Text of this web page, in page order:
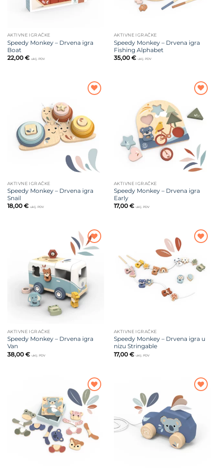
AKTIVNE IGRAČKE
Speedy Monkey – Drvena igra
Boat
22,00 € uklj. PDV
AKTIVNE IGRAČKE
Speedy Monkey – Drvena igra
Fishing Alphabet
35,00 € uklj. PDV
AKTIVNE IGRAČKE
Speedy Monkey – Drvena igra
Snail
18,00 € uklj. PDV
na listu
želja
AKTIVNE IGRAČKE
Speedy Monkey – Drvena igra
Early
17,00 € uklj. PDV
Dodajte
na listu
AKTIVNE IGRAČKE
Speedy Monkey – Drvena igra
Van
38,00 € uklj. PDV
želja
AKTIVNE IGRAČKE
Speedy Monkey – Drvena igra u
nizu Stringable
17,00 € uklj. PDV
Dodajte
na listu
želja
na listu
želja